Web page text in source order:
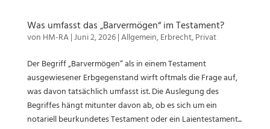
Was umfasst das „Barvermögen“ im Testament?
vonHM-RA|Juni 2, 2026|Allgemein,Erbrecht,Privat
Der Begriff „Barvermögen“ als in einem Testament
ausgewiesener Erbgegenstand wirft oftmals die Frage auf,
was davon tatsächlich umfasst ist. Die Auslegung des
Begriffes hängt mitunter davon ab, ob es sich um ein
notariell beurkundetes Testament oder ein Laientestament...